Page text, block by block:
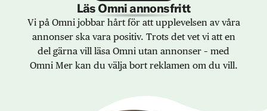
Läs Omni annonsfritt
Vi på Omni jobbar hårt för att upplevelsen av våra
annonser ska vara positiv. Trots det vet vi att en
del gärna vill läsa Omni utan annonser – med
Omni Mer kan du välja bort reklamen om du vill.